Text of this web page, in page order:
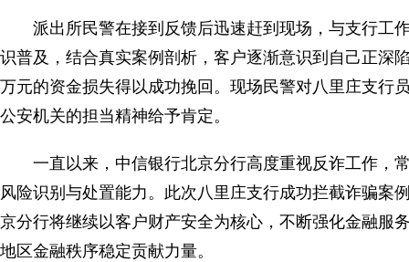
派出所民警在接到反馈后迅速赶到现场，与支行工
识普及，结合真实案例剖析，客户逐渐意识到自己正深
万元的资金损失得以成功挽回。现场民警对八里庄支行
公安机关的担当精神给予肯定。
一直以来，中信银行北京分行高度重视反诈工作，
风险识别与处置能力。此次八里庄支行成功拦截诈骗案
京分行将继续以客户财产安全为核心，不断强化金融服
地区金融秩序稳定贡献力量。